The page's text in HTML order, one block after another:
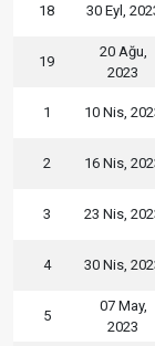
18 30 Eyl,
19
20 Ağu,
2023
1 10 Nis,
2 16 Nis,
3 23 Nis,
4 30 Nis,
5
07 May,
2023